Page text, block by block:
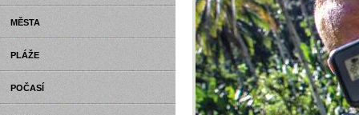
MĚSTA
PLÁŽE
POČASÍ